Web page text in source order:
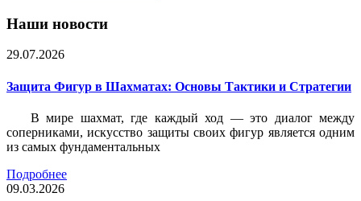
Наши новости
29.07.2026
Защита Фигур в Шахматах: Основы Тактики и Стратегии
В мире шахмат, где каждый ход — это диалог между
соперниками, искусство защиты своих фигур является одним
из самых фундаментальных
Подробнее
09.03.2026